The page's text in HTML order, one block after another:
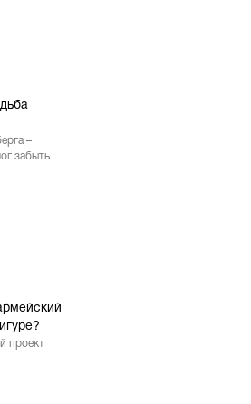
–
забыть
проект